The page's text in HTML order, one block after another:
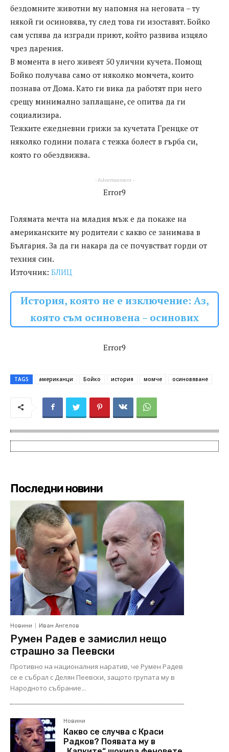
бездомните животни му напомня на неговата – ту
някой ги осиновява, ту след това ги изоставят. Бойко
сам успява да изгради приют, който развива изцяло
чрез дарения.
В момента в него живеят 50 улични кучета. Помощ
Бойко получава само от няколко момчета, които
познава от Дома. Като ги вика да работят при него
срещу минимално заплащане, се опитва да ги
социализира.
Тежките ежедневни грижи за кучетата Гренцке от
няколко години полага с тежка болест в гърба си,
която го обездвижва.
- Advertisement -
Error9
Голямата мечта на младия мъж е да покаже на
американските му родители с какво се занимава в
България. За да ги накара да се почувстват горди от
техния син.
Източник: БЛИЦ
История, която не е изключение: Аз,
която съм осиновена – осинових
Error9
TAGS американци Бойко история момче осиновяване
Последни новини
Новини Иван Ангелов
Румен Радев е замислил нещо
страшно за Пеевски
Противно на националния наратив, че Румен Радев
се е събрал с Делян Пеевски, защото групата му в
Народното събрание...
Новини
Какво се случва с Краси
Радков? Появата му в